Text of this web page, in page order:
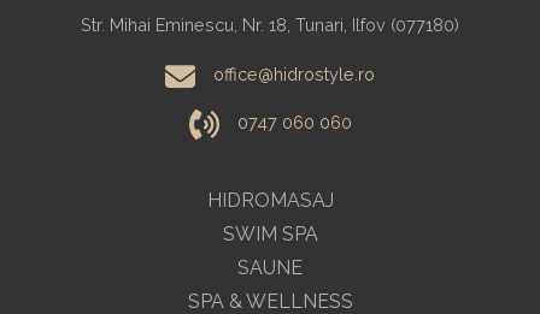
HIDROMASAJ
SWIM SPA
SAUNE
SPA & WELLNESS
Str. Mihai Eminescu, Nr. 18, Tunari, Ilfov (077180)
office@hidrostyle.ro
0747 060 060